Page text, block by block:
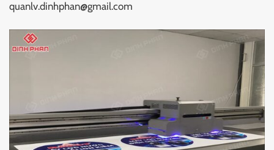
quanlv.dinhphan@gmail.com